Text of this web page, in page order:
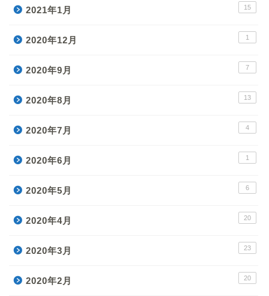
2021年1月 15
2020年12月 1
2020年9月 7
2020年8月 13
2020年7月 4
2020年6月 1
2020年5月 6
2020年4月 20
2020年3月 23
2020年2月 20